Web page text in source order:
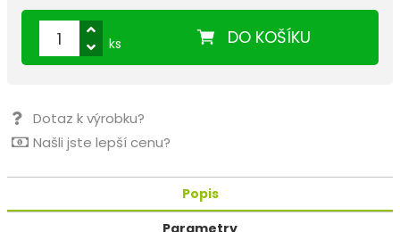
DO KOŠÍKU
ks
Dotaz k výrobku?
Našli jste lepší cenu?
Popis
Parametry